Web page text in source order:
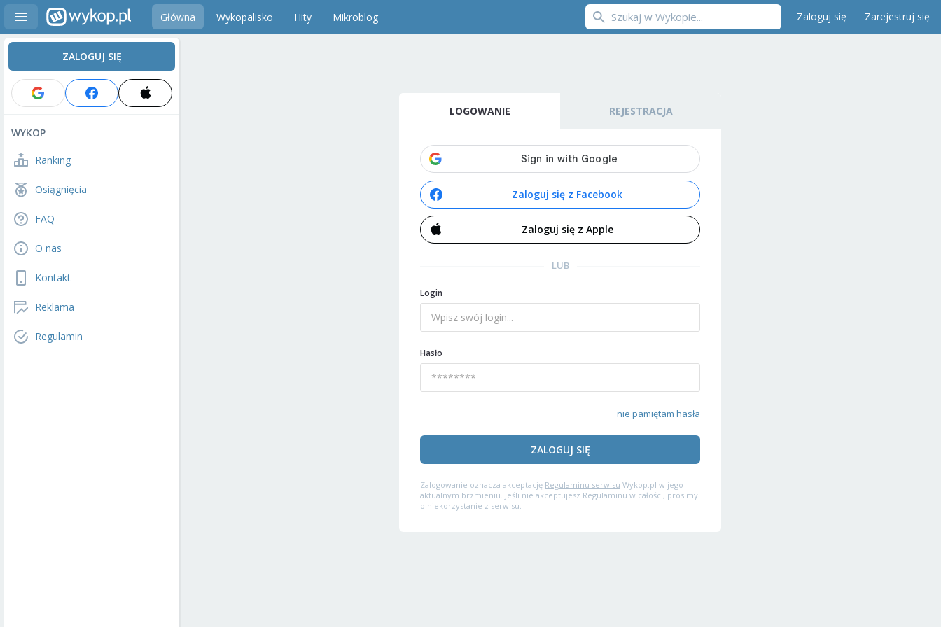
Główna Wykopalisko Hity Mikroblog Zaloguj się Zarejestruj się
ZALOGUJ SIĘ
WYKOP
Ranking
Osiągnięcia
FAQ
O nas
Kontakt
Reklama
Regulamin
LOGOWANIE REJESTRACJA
Zaloguj się z Facebook
Zaloguj się z Apple
LUB
Login
Hasło
nie pamiętam hasła
ZALOGUJ SIĘ
Zalogowanie oznacza akceptację Regulaminu serwisu Wykop.pl w jego
aktualnym brzmieniu. Jeśli nie akceptujesz Regulaminu w całości, prosimy
o niekorzystanie z serwisu.